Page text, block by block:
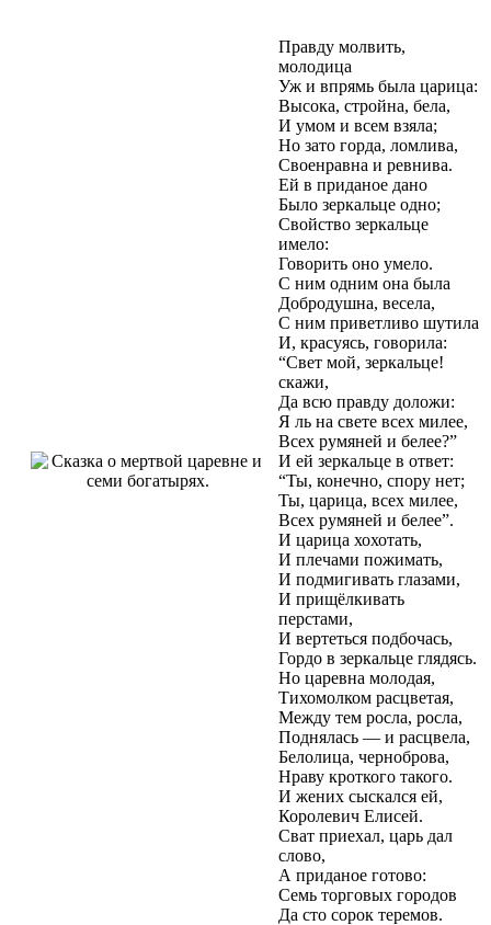
Правду молвить,
молодица
Уж и впрямь была царица:
Высока, стройна, бела,
И умом и всем взяла;
Но зато горда, ломлива,
Своенравна и ревнива.
Ей в приданое дано
Было зеркальце одно;
Свойство зеркальце
имело:
Говорить оно умело.
С ним одним она была
Добродушна, весела,
С ним приветливо шутила
И, красуясь, говорила:
“Свет мой, зеркальце!
скажи,
Да всю правду доложи:
Я ль на свете всех милее,
Всех румяней и белее?”
И ей зеркальце в ответ:
“Ты, конечно, спору нет;
Ты, царица, всех милее,
Всех румяней и белее”.
И царица хохотать,
И плечами пожимать,
И подмигивать глазами,
И прищёлкивать
перстами,
И вертеться подбочась,
Гордо в зеркальце глядясь.
Но царевна молодая,
Тихомолком расцветая,
Между тем росла, росла,
Поднялась — и расцвела,
Белолица, черноброва,
Нраву кроткого такого.
И жених сыскался ей,
Королевич Елисей.
Сват приехал, царь дал
слово,
А приданое готово:
Семь торговых городов
Да сто сорок теремов.